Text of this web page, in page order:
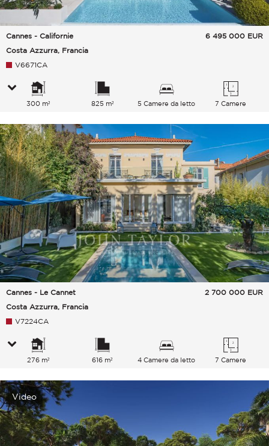
Cannes - Californie
Costa Azzurra, Francia
6 495 000 EUR
V6671CA
300 m² 825 m² 5 Camere da letto 7 Camere
Cannes - Le Cannet
Costa Azzurra, Francia
2 700 000 EUR
V7224CA
276 m² 616 m² 4 Camere da letto 7 Camere
Video